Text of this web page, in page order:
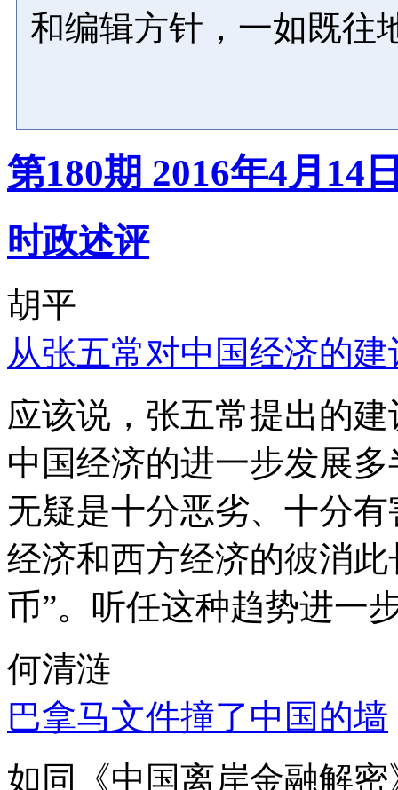
和编辑方针，一如既往
第180期 2016年4月14
时政述评
胡平
从张五常对中国经济的
应该说，张五常提出的
中国经济的进一步发展
无疑是十分恶劣、十分
经济和西方经济的彼消
币”。听任这种趋势进一
何清涟
巴拿马文件撞了中国的墙
如同《中国离岸金融解